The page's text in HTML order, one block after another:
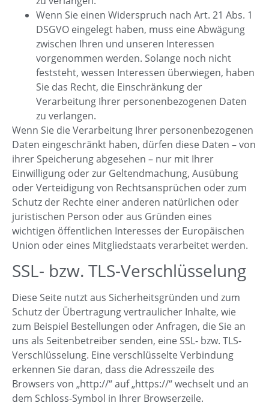
Wenn Sie einen Widerspruch nach Art. 21 Abs. 1
DSGVO eingelegt haben, muss eine Abwägung
zwischen Ihren und unseren Interessen
vorgenommen werden. Solange noch nicht
feststeht, wessen Interessen überwiegen, haben
Sie das Recht, die Einschränkung der
Verarbeitung Ihrer personenbezogenen Daten
zu verlangen.
Wenn Sie die Verarbeitung Ihrer personenbezogenen
Daten eingeschränkt haben, dürfen diese Daten – von
ihrer Speicherung abgesehen – nur mit Ihrer
Einwilligung oder zur Geltendmachung, Ausübung
oder Verteidigung von Rechtsansprüchen oder zum
Schutz der Rechte einer anderen natürlichen oder
juristischen Person oder aus Gründen eines
wichtigen öffentlichen Interesses der Europäischen
Union oder eines Mitgliedstaats verarbeitet werden.
SSL- bzw. TLS-Verschlüsselung
Diese Seite nutzt aus Sicherheitsgründen und zum
Schutz der Übertragung vertraulicher Inhalte, wie
zum Beispiel Bestellungen oder Anfragen, die Sie an
uns als Seitenbetreiber senden, eine SSL- bzw. TLS-
Verschlüsselung. Eine verschlüsselte Verbindung
erkennen Sie daran, dass die Adresszeile des
Browsers von „http://“ auf „https://“ wechselt und an
dem Schloss-Symbol in Ihrer Browserzeile.